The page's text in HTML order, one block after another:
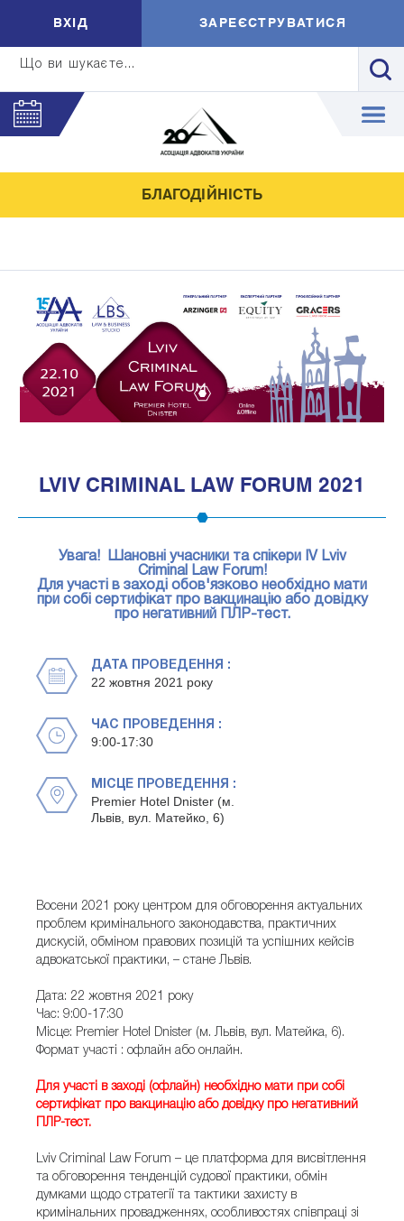
Що ви шукаєте...
ВXIД ЗАРЕЄСТРУВАТИСЯ
БЛАГОДІЙНІСТЬ
LVIV CRIMINAL LAW FORUM 2021
Увага! Шановні учасники та спікери IV Lviv
Criminal Law Forum!
Для участі в заході обов'язково необхідно мати
при собі сертифікат про вакцинацію або довідку
про негативний ПЛР-тест.
ДАТА ПРОВЕДЕННЯ :
22 жовтня 2021 року
ЧАС ПРОВЕДЕННЯ :
9:00-17:30
МІСЦЕ ПРОВЕДЕННЯ :
Premier Hotel Dnister (м.
Львів, вул. Матейко, 6)
Восени 2021 року центром для обговорення актуальних
проблем кримінального законодавства, практичних
дискусій, обміном правових позицій та успішних кейсів
адвокатської практики, – стане Львів.
Дата: 22 жовтня 2021 року
Час: 9:00-17:30
Місце: Premier Hotel Dnister (м. Львів, вул. Матейка, 6).
Формат участі : офлайн або онлайн.
Для участі в заході (офлайн) необхідно мати при собі
сертифікат про вакцинацію або довідку про негативний
ПЛР-тест.
Lviv Criminal Law Forum – це платформа для висвітлення
та обговорення тенденцій судової практики, обмін
думками щодо стратегії та тактики захисту в
кримінальних провадженнях, особливостях співпраці зі